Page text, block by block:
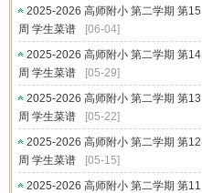
2025-2026 高师附小 第二学期 第15
周 学生菜谱
[06-04]
2025-2026 高师附小 第二学期 第14
周 学生菜谱
[05-29]
2025-2026 高师附小 第二学期 第13
周 学生菜谱
[05-22]
2025-2026 高师附小 第二学期 第12
周 学生菜谱
[05-15]
2025-2026 高师附小 第二学期 第11